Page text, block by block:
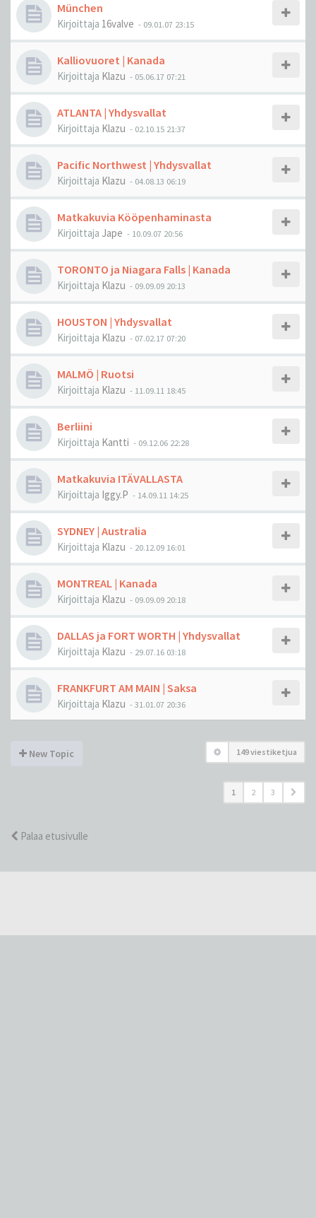
München
Kirjoittaja 16valve - 09.01.07 23:15
Kalliovuoret | Kanada
Kirjoittaja Klazu - 05.06.17 07:21
ATLANTA | Yhdysvallat
Kirjoittaja Klazu - 02.10.15 21:37
Pacific Northwest | Yhdysvallat
Kirjoittaja Klazu - 04.08.13 06:19
Matkakuvia Kööpenhaminasta
Kirjoittaja Jape - 10.09.07 20:56
TORONTO ja Niagara Falls | Kanada
Kirjoittaja Klazu - 09.09.09 20:13
HOUSTON | Yhdysvallat
Kirjoittaja Klazu - 07.02.17 07:20
MALMÖ | Ruotsi
Kirjoittaja Klazu - 11.09.11 18:45
Berliini
Kirjoittaja Kantti - 09.12.06 22:28
Matkakuvia ITÄVALLASTA
Kirjoittaja Iggy.P - 14.09.11 14:25
SYDNEY | Australia
Kirjoittaja Klazu - 20.12.09 16:01
MONTREAL | Kanada
Kirjoittaja Klazu - 09.09.09 20:18
DALLAS ja FORT WORTH | Yhdysvallat
Kirjoittaja Klazu - 29.07.16 03:18
FRANKFURT AM MAIN | Saksa
Kirjoittaja Klazu -31.01.07 20:36
New Topic 149 viestiketjua
1 2 3
Palaa etusivulle